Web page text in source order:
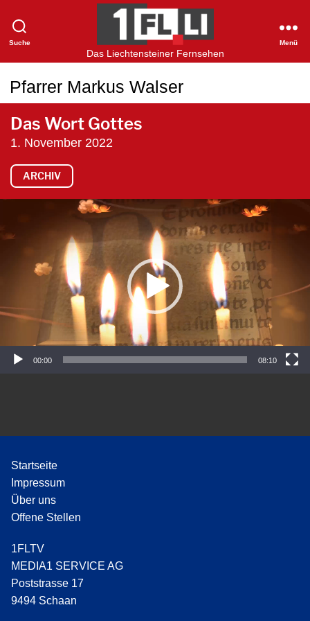
Suche
1FLTV
Das Liechtensteiner Fernsehen
Menü
Pfarrer Markus Walser
Das Wort Gottes
1. November 2022
ARCHIV
d
P
a
00:00 08:10
Startseite
Impressum
Über uns
Offene Stellen
1FLTV
MEDIA1 SERVICE AG
Poststrasse 17
9494 Schaan